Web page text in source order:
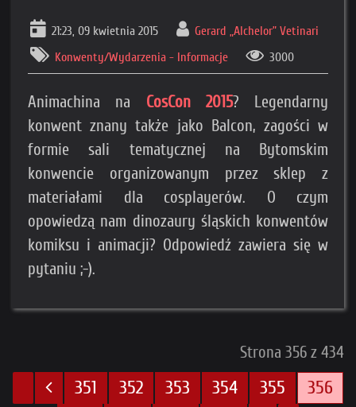
21:23, 09 kwietnia 2015
Gerard „Alchelor” Vetinari
Konwenty/Wydarzenia - Informacje
3000
Animachina na CosCon 2015? Legendarny
konwent znany także jako Balcon, zagości w
formie sali tematycznej na Bytomskim
konwencie organizowanym przez sklep z
materiałami dla cosplayerów. O czym
opowiedzą nam dinozaury śląskich konwentów
komiksu i animacji? Odpowiedź zawiera się w
pytaniu ;-).
Strona 356 z 434
351 352 353 354 355
356